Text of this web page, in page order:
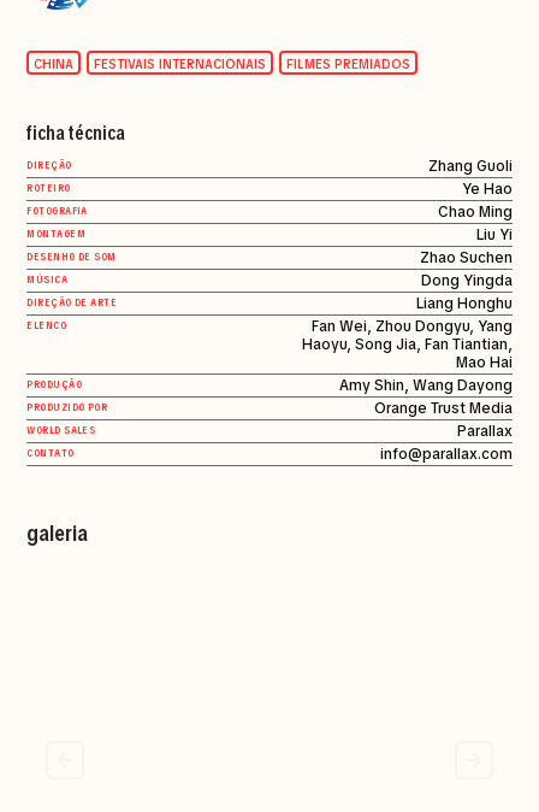
CHINA FESTIVAIS INTERNACIONAIS FILMES PREMIADOS
ficha técnica
DIREÇÃO Zhang Guoli
ROTEIRO Ye Hao
FOTOGRAFIA Chao Ming
MONTAGEM Liu Yi
DESENHO DE SOM Zhao Suchen
MÚSICA Dong Yingda
DIREÇÃO DE ARTE Liang Honghu
ELENCO
Fan Wei, Zhou Dongyu, Yang
Haoyu, Song Jia, Fan Tiantian,
Mao Hai
PRODUÇÃO Amy Shin, Wang Dayong
PRODUZIDO POR Orange Trust Media
WORLD SALES Parallax
CONTATO info@parallax.com
galeria